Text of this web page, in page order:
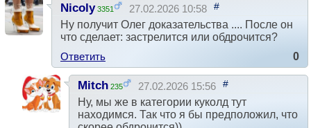
Nicoly 3351 27.02.2026 10:58 #
Ну получит Олег доказательства .... После он
что сделает: застрелится или обдрочится?
Ответить
0
Mitch 235 27.02.2026 15:56 #
Ну, мы же в категории куколд тут
находимся. Так что я бы предположил, что